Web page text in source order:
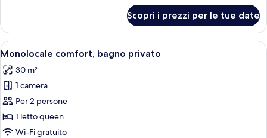
Standard,
bagno
privato,
giardino
Scopri i prezzi per le tue date
Apri
tutte
le
foto
per
Monolocale
comfort,
Una camera da letto con un letto
10
Monolocale comfort, bagno privato
30 m²
1 camera
Per 2 persone
1 letto queen
Wi-Fi gratuito